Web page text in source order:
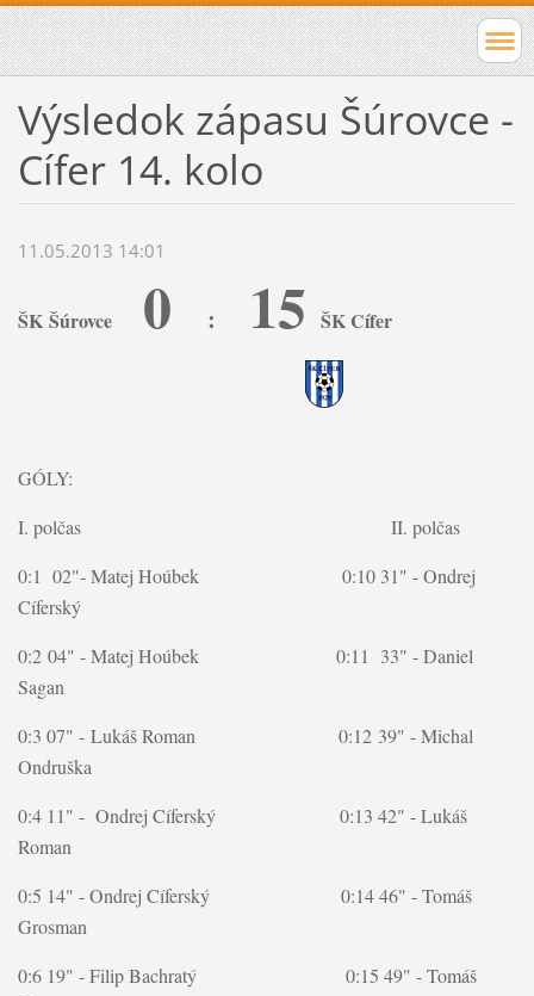
Výsledok zápasu Šúrovce -
Cífer 14. kolo
11.05.2013 14:01
ŠK Šúrovce 0 : 15 ŠK Cífer
GÓLY:
I. polčas II. polčas
0:1 02"- Matej Hoúbek 0:10 31" - Ondrej
Cíferský
0:2 04" -Matej Hoúbek 0:11 33" - Daniel
Sagan
0:3 07" - Lukáš Roman 0:12 39" - Michal
Ondruška
0:4 11" - Ondrej Cíferský 0:13 42" - Lukáš
Roman
0:5 14" -Ondrej Cíferský 0:14 46" - Tomáš
Grosman
0:6 19" - Filip Bachratý 0:15 49" - Tomáš